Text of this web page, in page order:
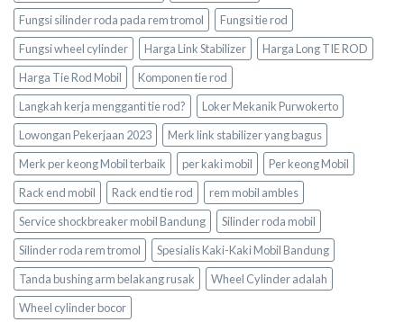
Fungsi silinder roda pada rem tromol
Fungsi tie rod
Fungsi wheel cylinder
Harga Link Stabilizer
Harga Long TIE ROD
Harga Tie Rod Mobil
Komponen tie rod
Langkah kerja mengganti tie rod?
Loker Mekanik Purwokerto
Lowongan Pekerjaan 2023
Merk link stabilizer yang bagus
Merk per keong Mobil terbaik
per kaki mobil
Per keong Mobil
Rack end mobil
Rack end tie rod
rem mobil ambles
Service shockbreaker mobil Bandung
Silinder roda mobil
Silinder roda rem tromol
Spesialis Kaki-Kaki Mobil Bandung
Tanda bushing arm belakang rusak
Wheel Cylinder adalah
Wheel cylinder bocor